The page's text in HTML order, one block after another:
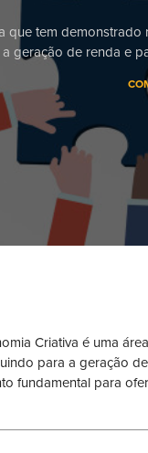
que tem
a geração de renda e
Criativa é uma
para a geração
fundamental para